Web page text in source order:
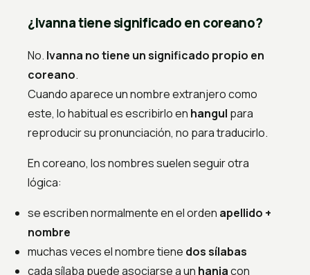
¿Ivanna tiene significado en coreano?
No. Ivanna no tiene un significado propio en
coreano.
Cuando aparece un nombre extranjero como
este, lo habitual es escribirlo en hangul para
reproducir su pronunciación, no para traducirlo.
En coreano, los nombres suelen seguir otra
lógica:
se escriben normalmente en el orden apellido +
nombre
muchas veces el nombre tiene dos sílabas
cada sílaba puede asociarse a un hanjacon